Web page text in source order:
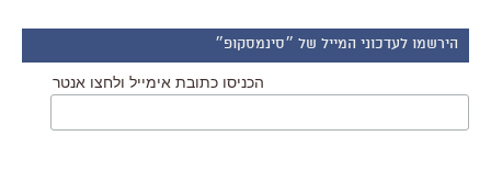
הירשמו לעדכוני המייל של ״סינמסקופ״
הכניסו כתובת אימייל ולחצו אנטר